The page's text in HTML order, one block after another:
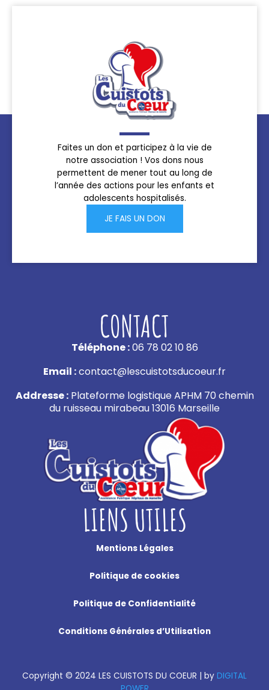
Faites un don et participez à la vie de
notre association ! Vos dons nous
permettent de mener tout au long de
l’année des actions pour les enfants et
adolescents hospitalisés.
JE FAIS UN DON
CONTACT
Téléphone :06 78 02 10 86
Email :contact@lescuistotsducoeur.fr
Addresse :Plateforme logistique APHM 70 chemin
du ruisseau mirabeau 13016 Marseille
LIENS UTILES
Mentions Légales
Politique de cookies
Politique de Confidentialité
Conditions Générales d’Utilisation
Copyright © 2024 LES CUISTOTS DU COEUR | by DIGITAL